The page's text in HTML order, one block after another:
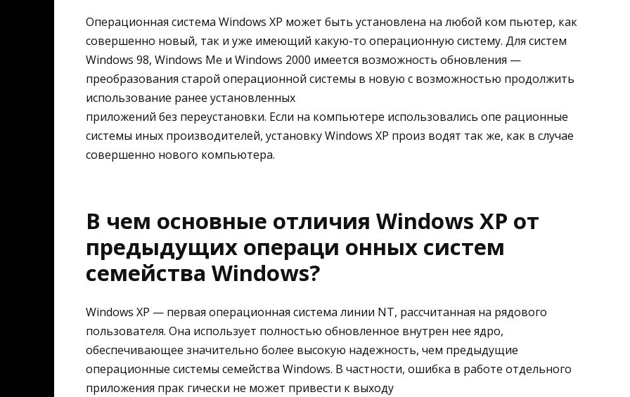
Операционная система Windows XP может быть установлена на любой ком пьютер, как
совершенно новый, так и уже имеющий какую-то операционную систему. Для систем
Windows 98, Windows Me и Windows 2000 имеется возможность обновления —
преобразования старой операционной системы в новую с возможностью продолжить
использование ранее установленных
приложений без переустановки. Если на компьютере использовались опе рационные
системы иных производителей, установку Windows XP произ водят так же, как в случае
совершенно нового компьютера.
В чем основные отличия Windows XP от
предыдущих операци онных систем
семейства Windows?
Windows XP — первая операционная система линии NT, рассчитанная на рядового
пользователя. Она использует полностью обновленное внутрен нее ядро,
обеспечивающее значительно более высокую надежность, чем предыдущие
операционные системы семейства Windows. В частности, ошибка в работе отдельного
приложения прак гически не может привести к выходу